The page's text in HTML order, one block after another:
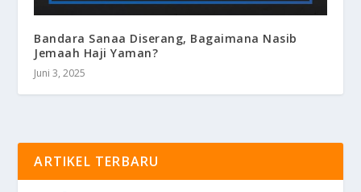
Bandara Sanaa Diserang, Bagaimana Nasib
Jemaah Haji Yaman?
Juni 3, 2025
ARTIKEL TERBARU